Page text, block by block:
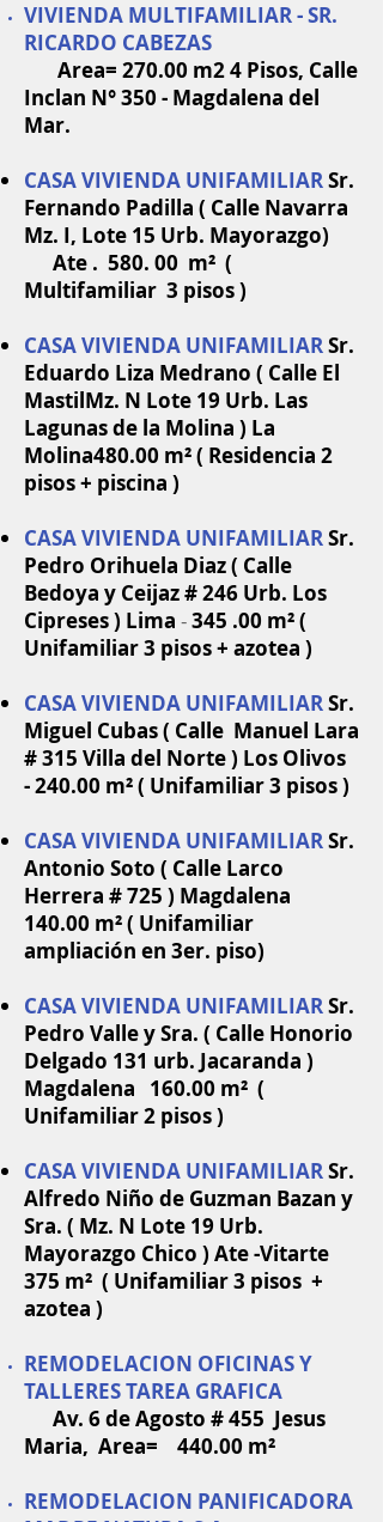
VIVIENDA MULTIFAMILIAR - SR.
RICARDO CABEZAS
Area= 270.00 m2 4 Pisos, Calle
Inclan N° 350 - Magdalena del
Mar.
CASA VIVIENDA UNIFAMILIARSr.
Fernando Padilla ( Calle Navarra
Mz. I, Lote 15 Urb. Mayorazgo)
Ate . 580. 00 m² (
Multifamiliar 3 pisos )
CASA VIVIENDA UNIFAMILIARSr.
Eduardo Liza Medrano ( Calle El
MastilMz. N Lote 19 Urb. Las
Lagunas de la Molina ) La
Molina480.00 m² ( Residencia 2
pisos + piscina )
CASA VIVIENDA UNIFAMILIARSr.
Pedro Orihuela Diaz ( Calle
Bedoya y Ceijaz # 246 Urb. Los
Cipreses ) Lima -345 .00 m² (
Unifamiliar 3 pisos + azotea )
CASA VIVIENDA UNIFAMILIARSr.
Miguel Cubas ( Calle Manuel Lara
# 315 Villa del Norte ) Los Olivos
-240.00 m² ( Unifamiliar 3 pisos )
CASA VIVIENDA UNIFAMILIARSr.
Antonio Soto ( Calle Larco
Herrera # 725 ) Magdalena
140.00 m² ( Unifamiliar
ampliación en 3er. piso)
CASA VIVIENDA UNIFAMILIARSr.
Pedro Valle y Sra. ( Calle Honorio
Delgado 131 urb. Jacaranda )
Magdalena 160.00 m² (
Unifamiliar 2 pisos )
CASA VIVIENDA UNIFAMILIARSr.
Alfredo Niño de Guzman Bazan y
Sra. ( Mz. N Lote 19 Urb.
Mayorazgo Chico ) Ate -Vitarte
375 m² ( Unifamiliar 3 pisos +
azotea )
REMODELACION OFICINAS Y
TALLERES TAREA GRAFICA
Av. 6 de Agosto # 455 Jesus
Maria, Area= 440.00 m²
REMODELACION PANIFICADORA